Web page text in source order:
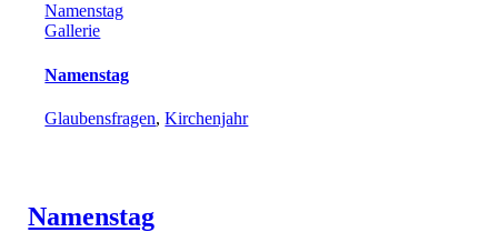
Namenstag
Gallerie
Namenstag
Glaubensfragen,Kirchenjahr
Namenstag